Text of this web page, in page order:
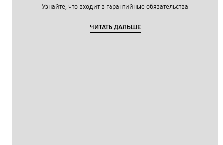
Узнайте, что входит в гарантийные обязательства
ЧИТАТЬ ДАЛЬШЕ